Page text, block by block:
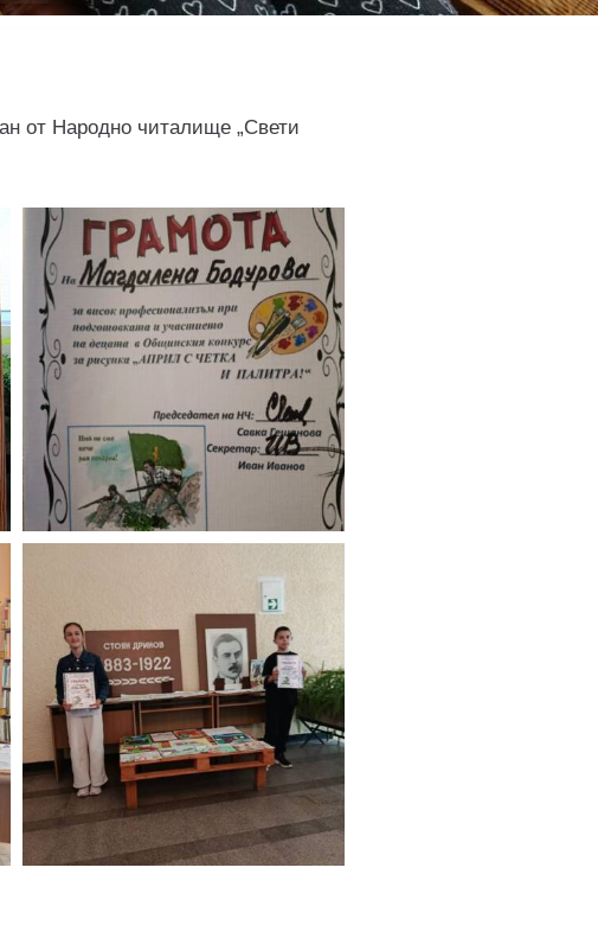
от Народно читалище „Свети